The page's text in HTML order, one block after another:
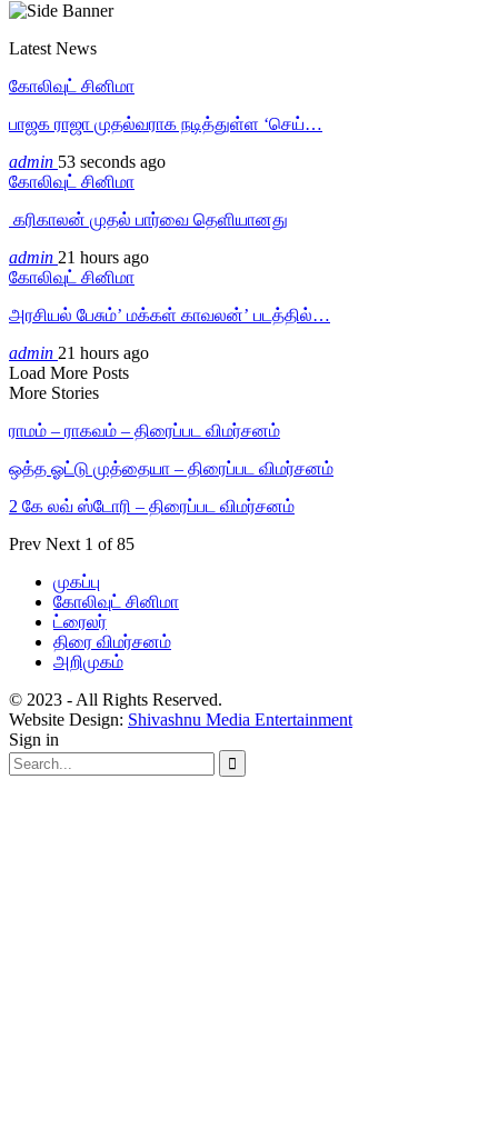
Latest News
கோலிவுட் சினிமா
பாஜக ராஜா முதல்வராக நடித்துள்ள ‘செய்…
admin 53 seconds ago
கோலிவுட் சினிமா
‎ கரிகாலன் முதல் பார்வை தெளியானது
admin 21 hours ago
கோலிவுட் சினிமா
அரசியல் பேசும்’ மக்கள் காவலன்’ படத்தில்…
admin 21 hours ago
Load More Posts
More Stories
ராமம் – ராகவம் – திரைப்பட விமர்சனம்
ஒத்த ஓட்டு முத்தையா – திரைப்பட விமர்சனம்
2 கே லவ் ஸ்டோரி – திரைப்பட விமர்சனம்
Prev Next 1 of 85
முகப்பு
கோலிவுட் சினிமா
ட்ரைலர்
திரை விமர்சனம்
அறிமுகம்
© 2023 - All Rights Reserved.
Website Design: Shivashnu Media Entertainment
Sign in